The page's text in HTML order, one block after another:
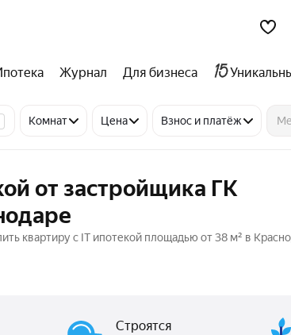
Журнал Для бизнеса
Комнат Цена Взнос и платёж
от застройщика ГК
квартиру с IT ипотекой площадью от 38 м² в
Строятся